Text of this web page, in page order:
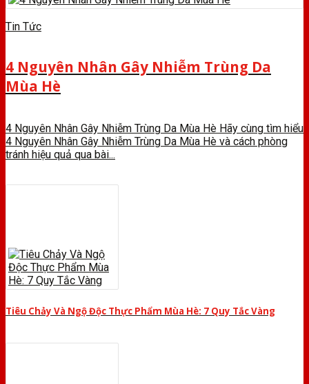
Tin Tức
4 Nguyên Nhân Gây Nhiễm Trùng Da
Mùa Hè
4 Nguyên Nhân Gây Nhiễm Trùng Da Mùa Hè Hãy cùng tìm hiểu
4 Nguyên Nhân Gây Nhiễm Trùng Da Mùa Hè và cách phòng
tránh hiệu quả qua bài...
Tiêu Chảy Và Ngộ Độc Thực Phẩm Mùa Hè: 7 Quy Tắc Vàng